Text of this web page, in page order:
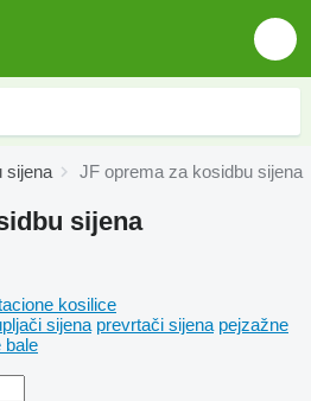
sijena JF oprema za kosidbu sijena
sijena
kosilice
sijena prevrtači sijena pejzažne
bale